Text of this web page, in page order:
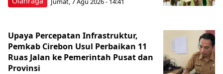
Upaya Percepatan Infrastruktur,
Pemkab Cirebon Usul Perbaikan 11
Ruas Jalan ke Pemerintah Pusat dan
Provinsi